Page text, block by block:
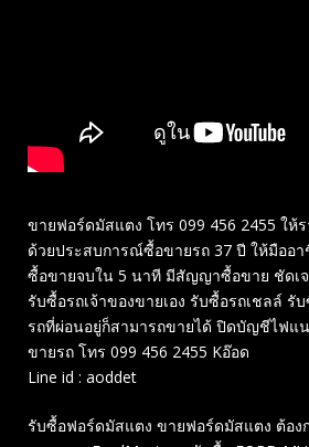
ขายฟอร์ดมัสแตง โทร 099 456 2455 ให้
ด้วยประสบการณ์ซื้อขายรถ 37 ปี ให้มืออ
ซื้อขายจบใน 5 นาที มีสัญญาซื้อขาย ชัดเ
รับซื้อรถเจ้าของขายเอง รับซื้อรถเชลล์ รั
รถที่ผ่อนอยู่ก็สามารถขายได้ ปิดบัญชีไฟแ
ขายรถ โทร 099 456 2455 Kอ๊อด
Line id : aoddet
รับซื้อฟอร์ดมัสแตง ขายฟอร์ดมัสแตง ต้อง